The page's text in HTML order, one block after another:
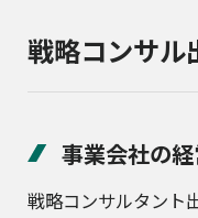
戦略コンサル
事業会社の
戦略コンサルタント